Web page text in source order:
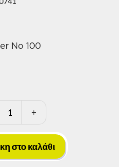
No 100
Δίσκος
Smirdex
Fiber
No
+
στο καλάθι